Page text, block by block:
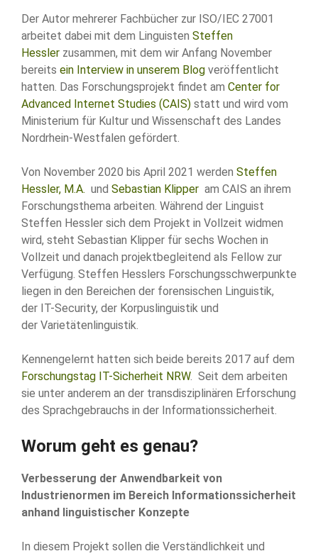
Der Autor mehrerer Fachbücher zur ISO/IEC 27001
arbeitet dabei mit dem Linguisten Steffen
Hessler zusammen, mit dem wir Anfang November
bereits ein Interview in unserem Blog veröffentlicht
hatten. Das Forschungsprojekt findet am Center for
Advanced Internet Studies (CAIS) statt und wird vom
Ministerium für Kultur und Wissenschaft des Landes
Nordrhein-Westfalen gefördert.
Von November 2020 bis April 2021 werden Steffen
Hessler, M.A. und Sebastian Klipper am CAIS an ihrem
Forschungsthema arbeiten. Während der Linguist
Steffen Hessler sich dem Projekt in Vollzeit widmen
wird, steht Sebastian Klipper für sechs Wochen in
Vollzeit und danach projektbegleitend als Fellow zur
Verfügung. Steffen Hesslers Forschungsschwerpunkte
liegen in den Bereichen der forensischen Linguistik,
der IT-Security, der Korpuslinguistik und
der Varietätenlinguistik.
Kennengelernt hatten sich beide bereits 2017 auf dem
Forschungstag IT-Sicherheit NRW. Seit dem arbeiten
sie unter anderem an der transdisziplinären Erforschung
des Sprachgebrauchs in der Informationssicherheit.
Worum geht es genau?
Verbesserung der Anwendbarkeit von
Industrienormen im Bereich Informationssicherheit
anhand linguistischer Konzepte
In diesem Projekt sollen die Verständlichkeit und